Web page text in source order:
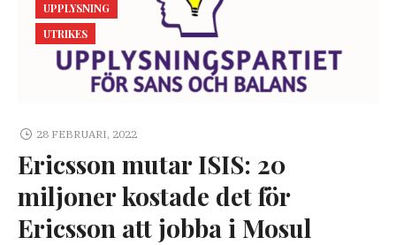
UPPLYSNING
UTRIKES
28 FEBRUARI, 2022
Ericsson mutar ISIS: 20
miljoner kostade det för
Ericsson att jobba i Mosul